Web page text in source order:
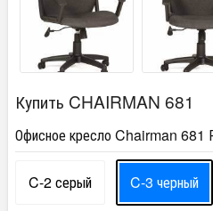
Купить CHAIRMAN 681
Офисное кресло Chairman 681
C-2 серый C-3 черный